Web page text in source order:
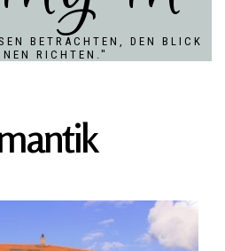
BETRACHTEN, DEN BLICK N
RICHTEN."